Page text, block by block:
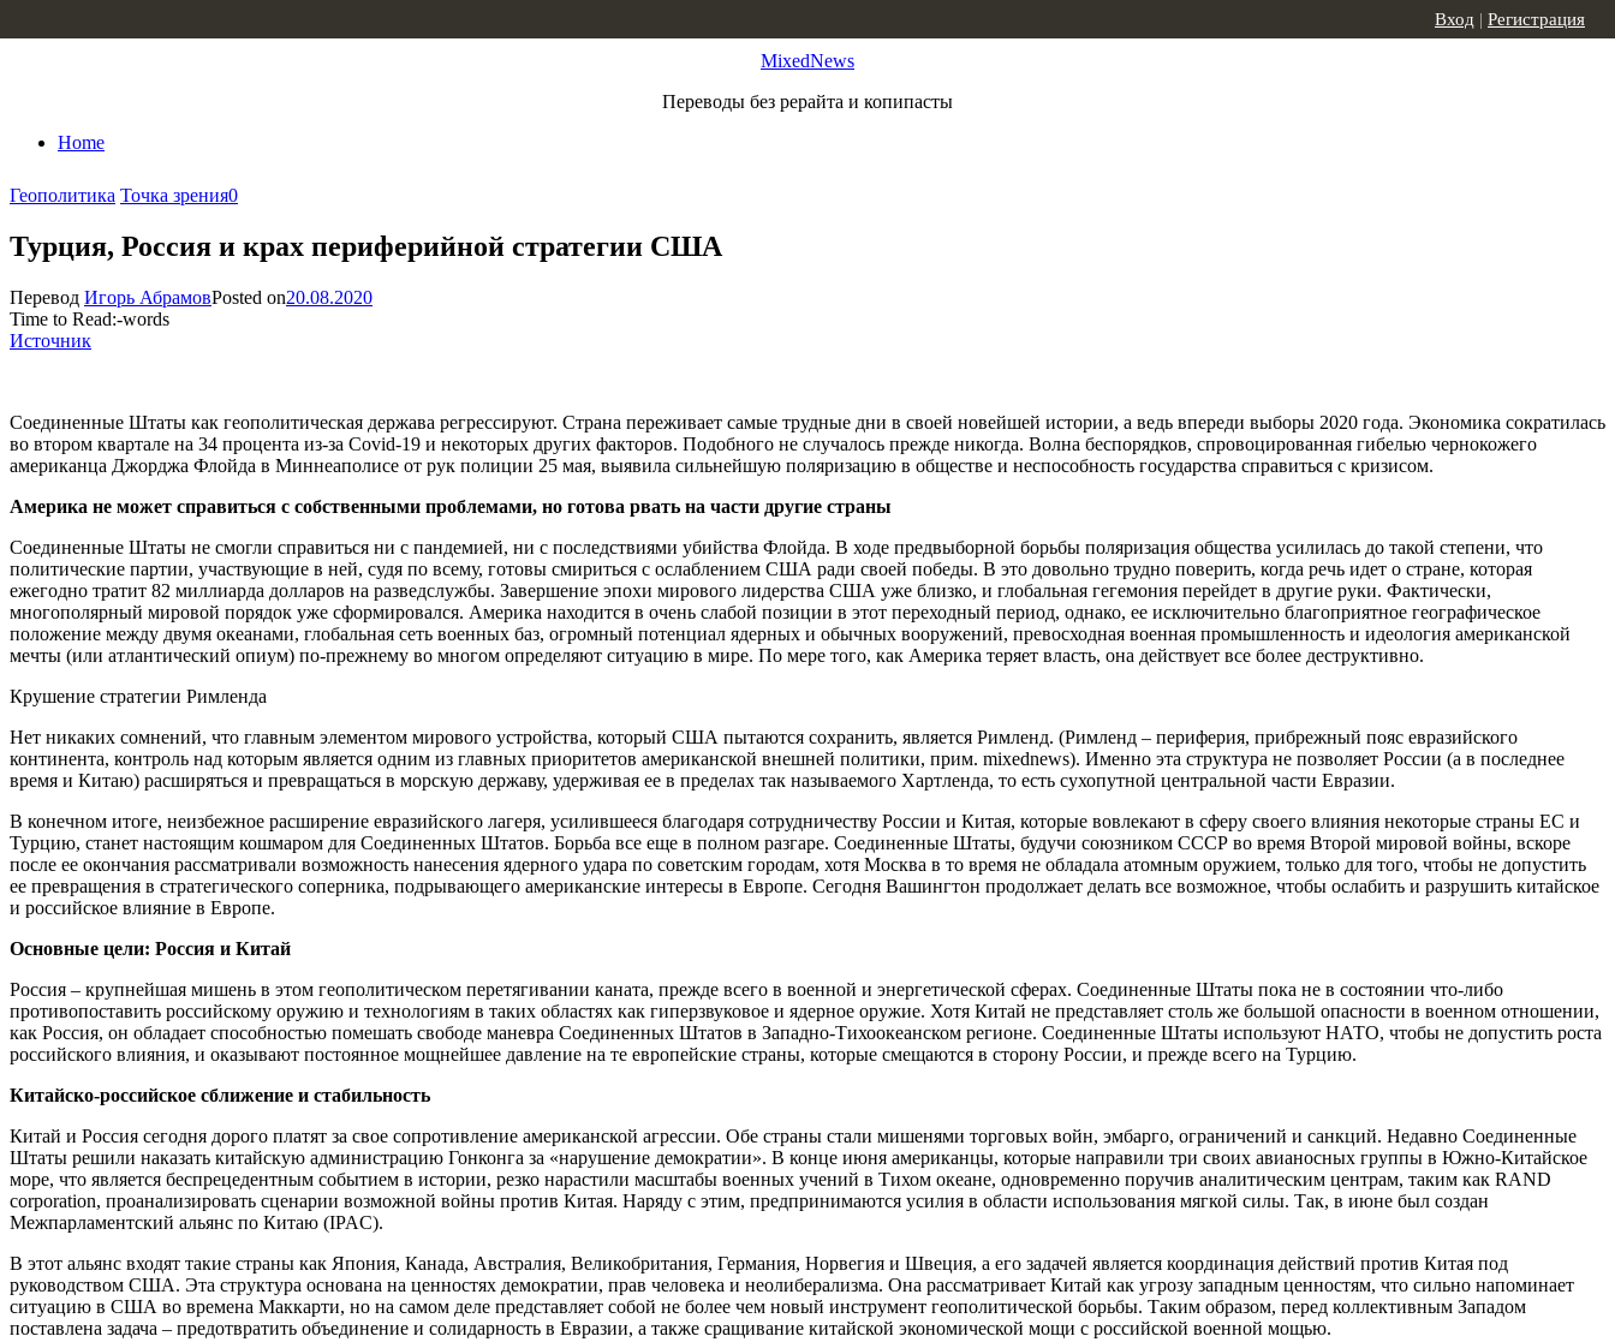
MixedNews
Переводы без рерайта и копипасты
Home
Вход | Регистрация
Геополитика Точка зрения0
Турция, Россия и крах периферийной стратегии США
Перевод Игорь АбрамовPosted on20.08.2020
Time to Read:-words
Источник
Соединенные Штаты как геополитическая держава регрессируют. Страна переживает самые трудные дни в своей новейшей истории, а ведь впереди выборы 2020 года. Экономика сократилась
во втором квартале на 34 процента из-за Covid-19 и некоторых других факторов. Подобного не случалось прежде никогда. Волна беспорядков, спровоцированная гибелью чернокожего
американца Джорджа Флойда в Миннеаполисе от рук полиции 25 мая, выявила сильнейшую поляризацию в обществе и неспособность государства справиться с кризисом.
Америка не может справиться с собственными проблемами, но готова рвать на части другие страны
Соединенные Штаты не смогли справиться ни с пандемией, ни с последствиями убийства Флойда. В ходе предвыборной борьбы поляризация общества усилилась до такой степени, что
политические партии, участвующие в ней, судя по всему, готовы смириться с ослаблением США ради своей победы. В это довольно трудно поверить, когда речь идет о стране, которая
ежегодно тратит 82 миллиарда долларов на разведслужбы. Завершение эпохи мирового лидерства США уже близко, и глобальная гегемония перейдет в другие руки. Фактически,
многополярный мировой порядок уже сформировался. Америка находится в очень слабой позиции в этот переходный период, однако, ее исключительно благоприятное географическое
положение между двумя океанами, глобальная сеть военных баз, огромный потенциал ядерных и обычных вооружений, превосходная военная промышленность и идеология американской
мечты (или атлантический опиум) по-прежнему во многом определяют ситуацию в мире. По мере того, как Америка теряет власть, она действует все более деструктивно.
Крушение стратегии Римленда
Нет никаких сомнений, что главным элементом мирового устройства, который США пытаются сохранить, является Римленд. (Римленд – периферия, прибрежный пояс евразийского
континента, контроль над которым является одним из главных приоритетов американской внешней политики, прим. mixednews). Именно эта структура не позволяет России (а в последнее
время и Китаю) расширяться и превращаться в морскую державу, удерживая ее в пределах так называемого Хартленда, то есть сухопутной центральной части Евразии.
В конечном итоге, неизбежное расширение евразийского лагеря, усилившееся благодаря сотрудничеству России и Китая, которые вовлекают в сферу своего влияния некоторые страны ЕС и
Турцию, станет настоящим кошмаром для Соединенных Штатов. Борьба все еще в полном разгаре. Соединенные Штаты, будучи союзником СССР во время Второй мировой войны, вскоре
после ее окончания рассматривали возможность нанесения ядерного удара по советским городам, хотя Москва в то время не обладала атомным оружием, только для того, чтобы не допустить
ее превращения в стратегического соперника, подрывающего американские интересы в Европе. Сегодня Вашингтон продолжает делать все возможное, чтобы ослабить и разрушить китайское
и российское влияние в Европе.
Основные цели: Россия и Китай
Россия – крупнейшая мишень в этом геополитическом перетягивании каната, прежде всего в военной и энергетической сферах. Соединенные Штаты пока не в состоянии что-либо
противопоставить российскому оружию и технологиям в таких областях как гиперзвуковое и ядерное оружие. Хотя Китай не представляет столь же большой опасности в военном отношении,
как Россия, он обладает способностью помешать свободе маневра Соединенных Штатов в Западно-Тихоокеанском регионе. Соединенные Штаты используют НАТО, чтобы не допустить роста
российского влияния, и оказывают постоянное мощнейшее давление на те европейские страны, которые смещаются в сторону России, и прежде всего на Турцию.
Китайско-российское сближение и стабильность
Китай и Россия сегодня дорого платят за свое сопротивление американской агрессии. Обе страны стали мишенями торговых войн, эмбарго, ограничений и санкций. Недавно Соединенные
Штаты решили наказать китайскую администрацию Гонконга за «нарушение демократии». В конце июня американцы, которые направили три своих авианосных группы в Южно-Китайское
море, что является беспрецедентным событием в истории, резко нарастили масштабы военных учений в Тихом океане, одновременно поручив аналитическим центрам, таким как RAND
corporation, проанализировать сценарии возможной войны против Китая. Наряду с этим, предпринимаются усилия в области использования мягкой силы. Так, в июне был создан
Межпарламентский альянс по Китаю (IPAC).
В этот альянс входят такие страны как Япония, Канада, Австралия, Великобритания, Германия, Норвегия и Швеция, а его задачей является координация действий против Китая под
руководством США. Эта структура основана на ценностях демократии, прав человека и неолиберализма. Она рассматривает Китай как угрозу западным ценностям, что сильно напоминает
ситуацию в США во времена Маккарти, но на самом деле представляет собой не более чем новый инструмент геополитической борьбы. Таким образом, перед коллективным Западом
поставлена задача – предотвратить объединение и солидарность в Евразии, а также сращивание китайской экономической мощи с российской военной мощью.